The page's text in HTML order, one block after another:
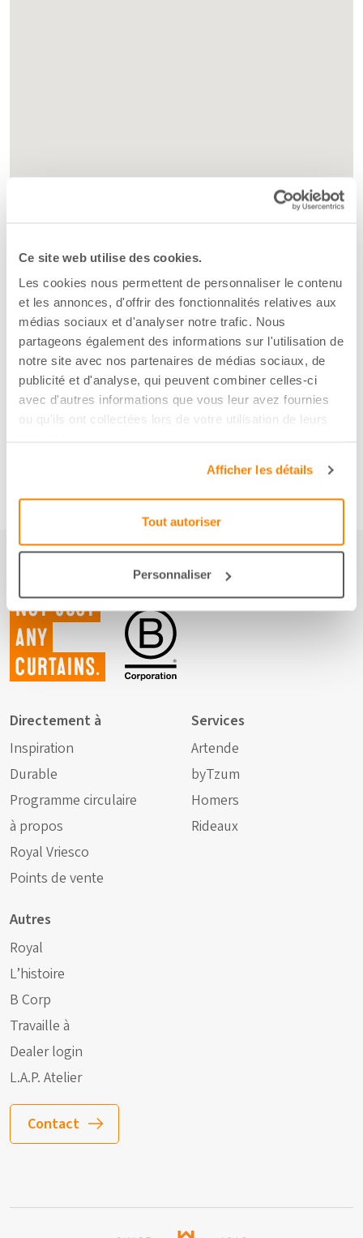
Ce site web utilise des cookies.
Les cookies nous permettent de personnaliser le contenu
et les annonces, d'offrir des fonctionnalités relatives aux
médias sociaux et d'analyser notre trafic. Nous
partageons également des informations sur l'utilisation de
notre site avec nos partenaires de médias sociaux, de
publicité et d'analyse, qui peuvent combiner celles-ci
avec d'autres informations que vous leur avez fournies
ou qu'ils ont collectées lors de votre utilisation de leurs
Afficher les détails
Tout autoriser
Personnaliser
Not just
any
curtains.
Directement à
Inspiration
Durable
Programme circulaire
à propos
Royal Vriesco
Points de vente
Services
Artende
byTzum
Homers
Rideaux
Autres
Royal
L’histoire
B Corp
Travaille à
Dealer login
L.A.P. Atelier
Contact